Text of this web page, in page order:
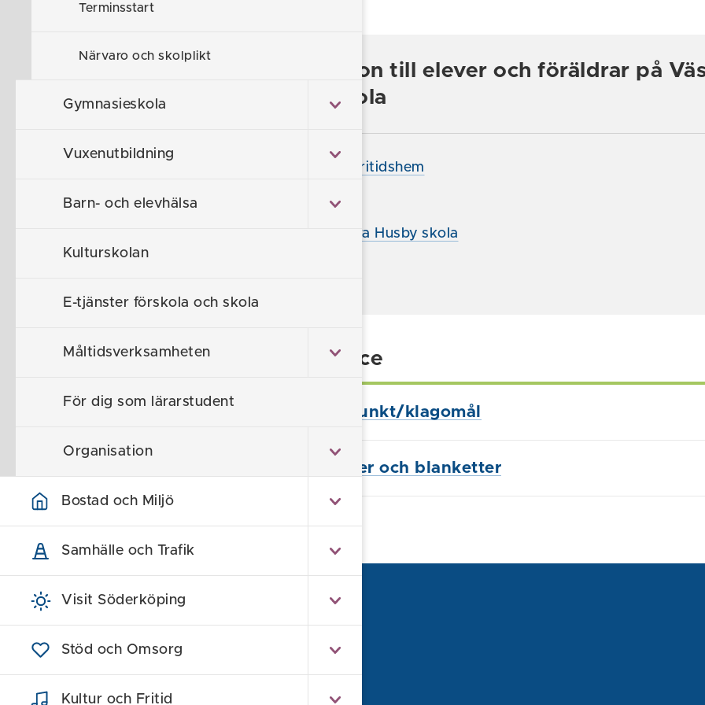
Terminsstart
Närvaro och skolplikt
Gymnasieskola
Vuxenutbildning
Barn- och elevhälsa
Kulturskolan
E-tjänster förskola och skola
Måltidsverksamheten
För dig som lärarstudent
Organisation
Bostad och Miljö
Samhälle och Trafik
Visit Söderköping
Stöd och Omsorg
Kultur och Fritid
Information till elever och föräldrar på
Husby skola
Västra Husby fritidshem
Elevs ledighet
Matsedel Västra Husby skola
Självservice
Lämna synpunkt/klagomål
Alla e-tjänster och blanketter